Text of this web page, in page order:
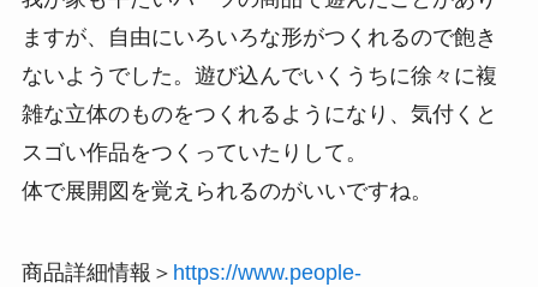
ますが、自由にいろいろな形がつくれるので飽き
ないようでした。遊び込んでいくうちに徐々に複
雑な立体のものをつくれるようになり、気付くと
スゴい作品をつくっていたりして。
体で展開図を覚えられるのがいいですね。
商品詳細情報＞ https://www.people-